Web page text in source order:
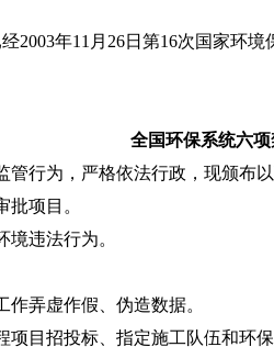
年11月26日第16次国家环境
全国环保系统六
行为，严格依法行政，现颁布以
项目。
违法行为。
弄虚作假、伪造数据。
目招投标、指定施工队伍和环保